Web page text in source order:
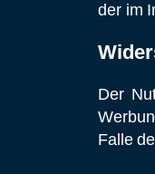
der im
Der
Falle